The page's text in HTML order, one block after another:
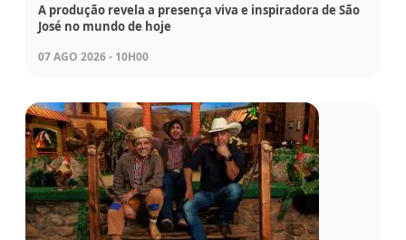
A produção revela a presença viva e inspiradora de São
José no mundo de hoje
07 AGO 2026 - 10H00